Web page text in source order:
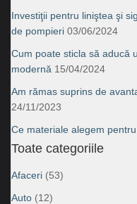
Investiţii pentru liniştea şi
de pompieri 03/06/2024
Cum poate sticla să aducă
modernă 15/04/2024
Am rămas suprins de
24/11/2023
Ce materiale alegem
Toate categoriile
Afaceri (53)
Auto (12)